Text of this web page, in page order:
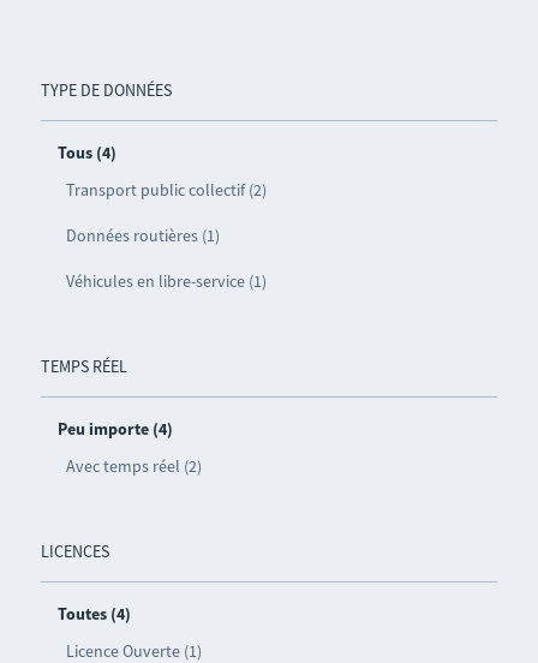
TYPE DE DONNÉES
Tous (4)
Transport public collectif (2)
Données routières (1)
Véhicules en libre-service (1)
TEMPS RÉEL
Peu importe (4)
Avec temps réel (2)
LICENCES
Toutes (4)
Licence Ouverte (1)